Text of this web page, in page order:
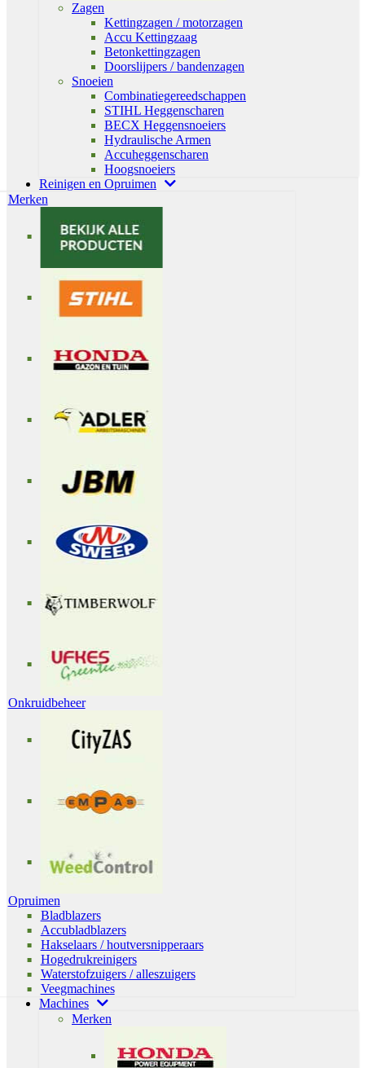
Zagen
Kettingzagen / motorzagen
Accu Kettingzaag
Betonkettingzagen
Doorslijpers / bandenzagen
Snoeien
Combinatiegereedschappen
STIHL Heggenscharen
BECX Heggensnoeiers
Hydraulische Armen
Accuheggenscharen
Hoogsnoeiers
Reinigen en Opruimen
Merken
Onkruidbeheer
Opruimen
Bladblazers
Accubladblazers
Hakselaars / houtversnipperaars
Hogedrukreinigers
Waterstofzuigers / alleszuigers
Veegmachines
Machines
Merken